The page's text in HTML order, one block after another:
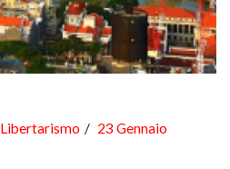
Libertarismo
23 Gennaio